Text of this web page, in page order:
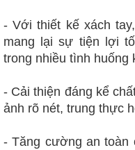
- Với thiết kế xách
mang lại sự tiện lợi
trong nhiều tình huống
- Cải thiện đáng kể
ảnh rõ nét, trung thực
- Tăng cường an toàn